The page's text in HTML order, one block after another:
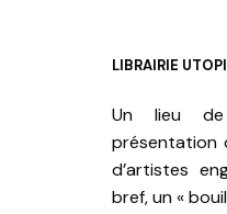
LIBRAIRIE
Un lieu
présentation
d’artistes
bref, un «